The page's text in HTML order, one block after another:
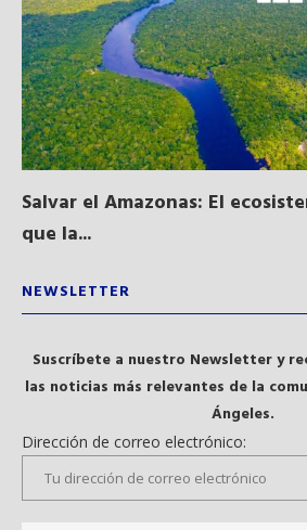
Salvar el Amazonas: El
que la...
NEWSLETTER
Suscríbete a nuestro Newsletter y
las noticias más relevantes de la
Ángeles.
Dirección de correo electrónico: